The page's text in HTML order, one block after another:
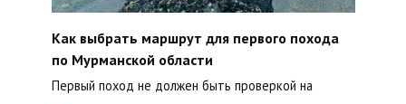
Как выбрать маршрут для первого похода
по Мурманской области
Первый поход не должен быть проверкой на